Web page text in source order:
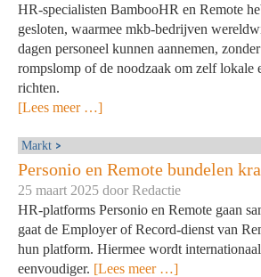
HR-specialisten BambooHR en Remote
gesloten, waarmee mkb-bedrijven
dagen personeel kunnen aannemen,
rompslomp of de noodzaak om zelf lokale
richten.
[Lees meer …]
Markt
Personio en Remote bundelen
25 maart 2025 doorRedactie
HR-platforms Personio en Remote gaan
gaat de Employer of Record-dienst van
hun platform. Hiermee wordt
eenvoudiger. [Lees meer …]